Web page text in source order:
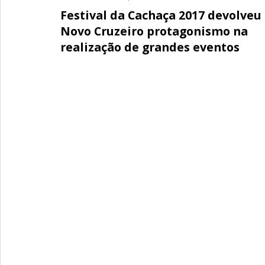
Festival da Cachaça 2017 devolveu
Novo Cruzeiro protagonismo na
realização de grandes eventos